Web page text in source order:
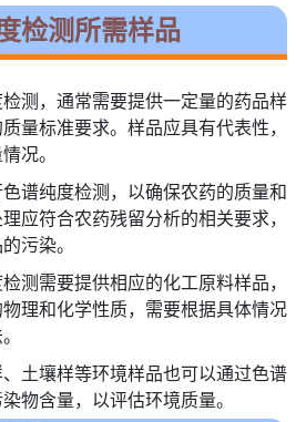
检测所需样品
测，通常需要提供一定量的药品样
量标准要求。样品应具有代表性，
况。
谱纯度检测，以确保农药的质量和
应符合农药残留分析的相关要求，
污染。
测需要提供相应的化工原料样品，
理和化学性质，需要根据具体情况
土壤样等环境样品也可以通过色谱
物含量，以评估环境质量。